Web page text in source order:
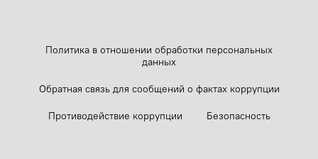
Политика в отношении обработки персональных
данных
Обратная связь для сообщений о фактах коррупции
Противодействие коррупции Безопасность